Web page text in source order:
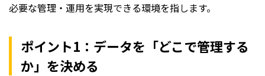
必要な管理・運用を実現できる環境を指します。
ポイント1：データを「どこで管理する
か」を決める